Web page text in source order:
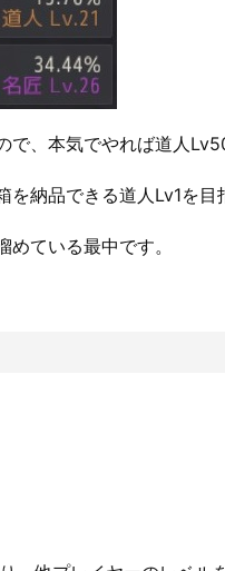
、本気でやれば道人
納品できる道人Lv1を目
ている最中です。